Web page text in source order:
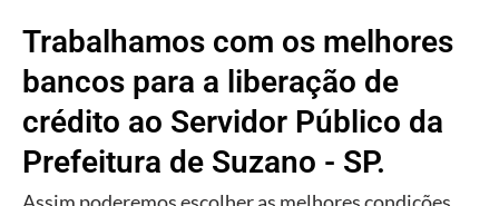
Trabalhamos com os melhores
bancos para a liberação de
crédito ao Servidor Público da
Prefeitura de Suzano - SP.